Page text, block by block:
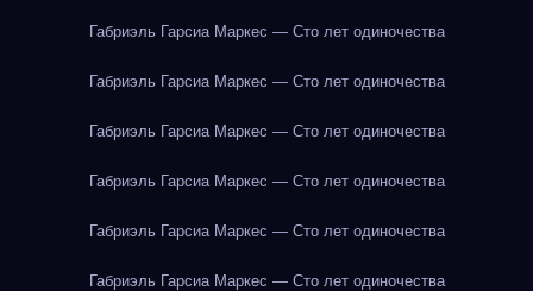
Габриэль Гарсиа Маркес — Сто лет одиночества
Габриэль Гарсиа Маркес — Сто лет одиночества
Габриэль Гарсиа Маркес — Сто лет одиночества
Габриэль Гарсиа Маркес — Сто лет одиночества
Габриэль Гарсиа Маркес — Сто лет одиночества
Габриэль Гарсиа Маркес — Сто лет одиночества